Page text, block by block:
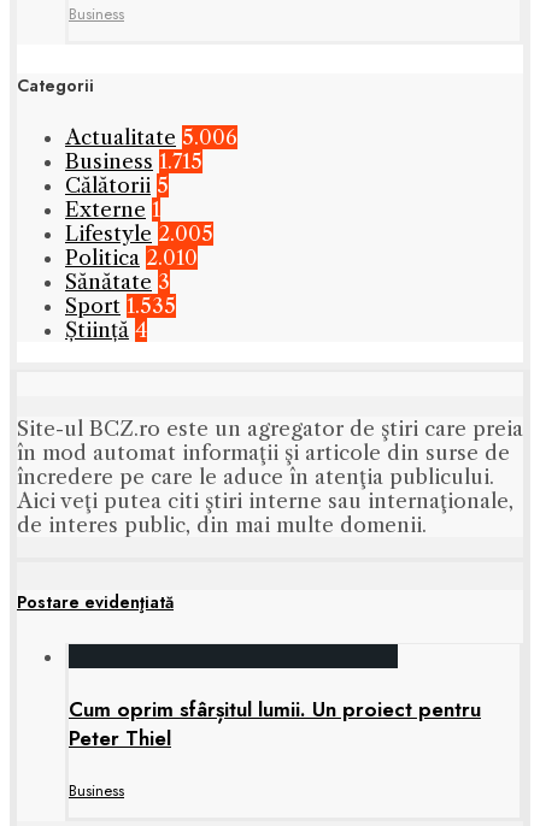
Business
Categorii
Actualitate 5.006
Business 1.715
Călătorii 5
Externe 1
Lifestyle 2.005
Politica 2.010
Sănătate 3
Sport 1.535
Știință 4
Site-ul BCZ.ro este un agregator de ştiri care preia
în mod automat informaţii şi articole din surse de
încredere pe care le aduce în atenţia publicului.
Aici veţi putea citi ştiri interne sau internaţionale,
de interes public, din mai multe domenii.
Postare evidenţiată
Cum oprim sfârșitul lumii. Un proiect pentru
Peter Thiel
Business